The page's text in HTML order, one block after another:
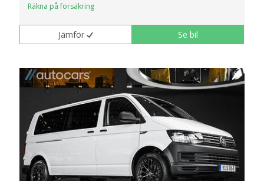
Räkna på försäkring
Jämför Se bil